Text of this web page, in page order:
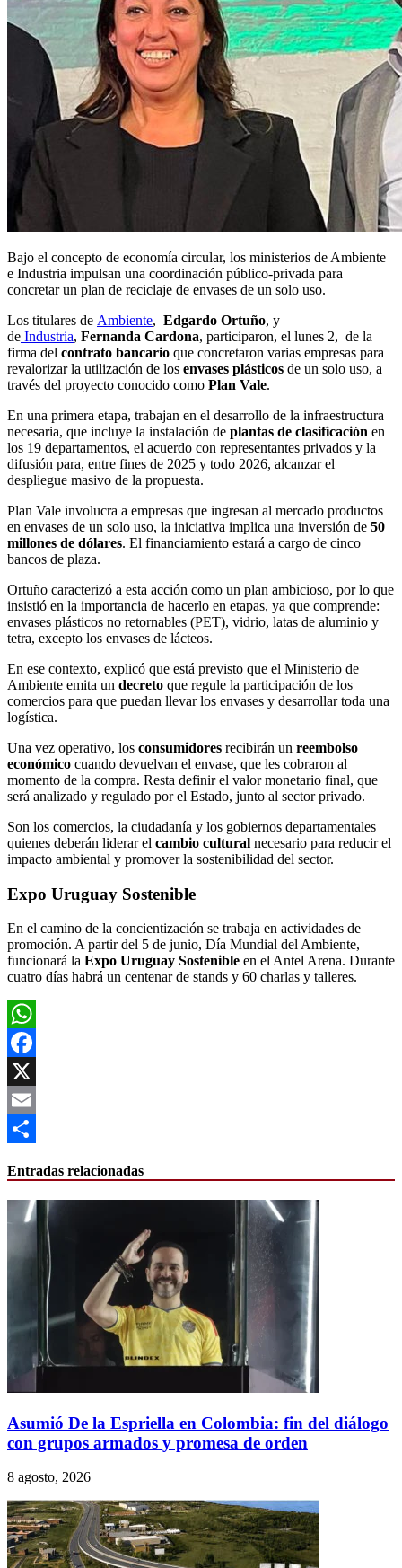
Bajo el concepto de economía circular, los ministerios de Ambiente
e Industria impulsan una coordinación público-privada para
concretar un plan de reciclaje de envases de un solo uso.
Los titulares de Ambiente, Edgardo Ortuño, y
de Industria, Fernanda Cardona, participaron, el lunes 2, de la
firma del contrato bancario que concretaron varias empresas para
revalorizar la utilización de los envases plásticos de un solo uso, a
través del proyecto conocido como Plan Vale.
En una primera etapa, trabajan en el desarrollo de la infraestructura
necesaria, que incluye la instalación de plantas de clasificación en
los 19 departamentos, el acuerdo con representantes privados y la
difusión para, entre fines de 2025 y todo 2026, alcanzar el
despliegue masivo de la propuesta.
Plan Vale involucra a empresas que ingresan al mercado productos
en envases de un solo uso, la iniciativa implica una inversión de 50
millones de dólares. El financiamiento estará a cargo de cinco
bancos de plaza.
Ortuño caracterizó a esta acción como un plan ambicioso, por lo que
insistió en la importancia de hacerlo en etapas, ya que comprende:
envases plásticos no retornables (PET), vidrio, latas de aluminio y
tetra, excepto los envases de lácteos.
En ese contexto, explicó que está previsto que el Ministerio de
Ambiente emita un decreto que regule la participación de los
comercios para que puedan llevar los envases y desarrollar toda una
logística.
Una vez operativo, los consumidores recibirán un reembolso
económico cuando devuelvan el envase, que les cobraron al
momento de la compra. Resta definir el valor monetario final, que
será analizado y regulado por el Estado, junto al sector privado.
Son los comercios, la ciudadanía y los gobiernos departamentales
quienes deberán liderar el cambio cultural necesario para reducir el
impacto ambiental y promover la sostenibilidad del sector.
Expo Uruguay Sostenible
En el camino de la concientización se trabaja en actividades de
promoción. A partir del 5 de junio, Día Mundial del Ambiente,
funcionará la Expo Uruguay Sostenible en el Antel Arena. Durante
cuatro días habrá un centenar de stands y 60 charlas y talleres.
WhatsApp
Facebook
X
Email
Entradas relacionadas
Asumió De la Espriella en Colombia: fin del diálogo
con grupos armados y promesa de orden
8 agosto, 2026